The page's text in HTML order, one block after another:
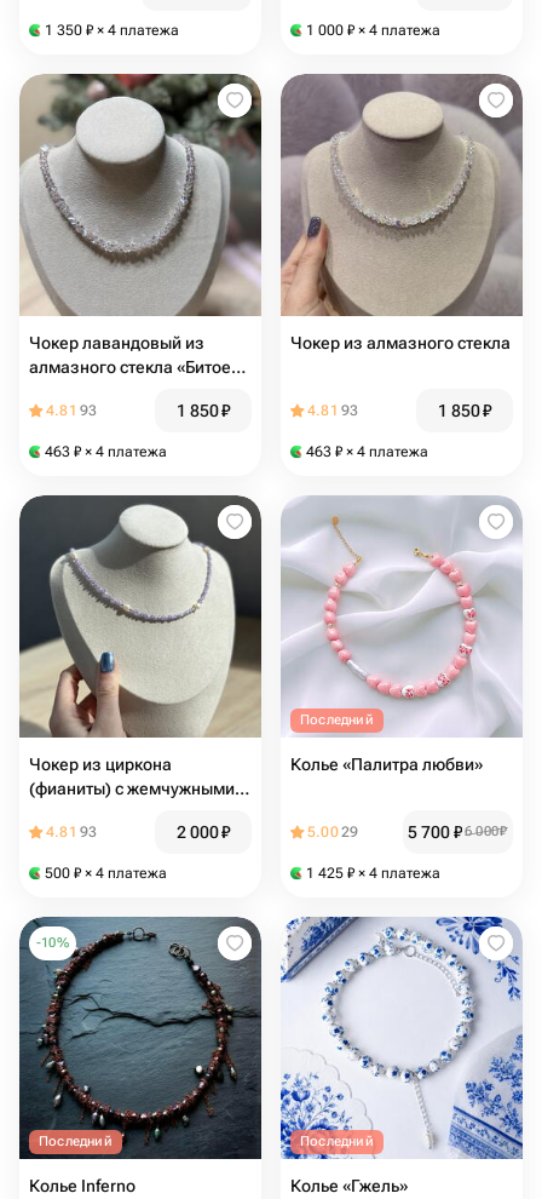
1 350 ₽ × 4 платежа 1 000 ₽ × 4 платежа
Чокер лавандовый из
алмазного стекла «Битое
4.81 93 1 850₽
463 ₽ × 4 платежа
Чокер из алмазного стекла
4.81 93 1 850₽
463 ₽ × 4 платежа
Чокер из циркона
(фианиты) с жемчужными
4.81 93 2 000₽
500 ₽ × 4 платежа
Последний
Колье «Палитра любви»
5.0029 5 700₽6 000₽
1 425 ₽ × 4 платежа
-10%
Последний
Колье Inferno
Последний
Колье «Гжель»